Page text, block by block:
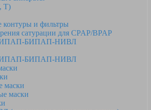
T)
контуры и фильтры
сатурации для CPAP/BPAP
БИПАП-НИВЛ
БИПАП-НИВЛ
маски
маски